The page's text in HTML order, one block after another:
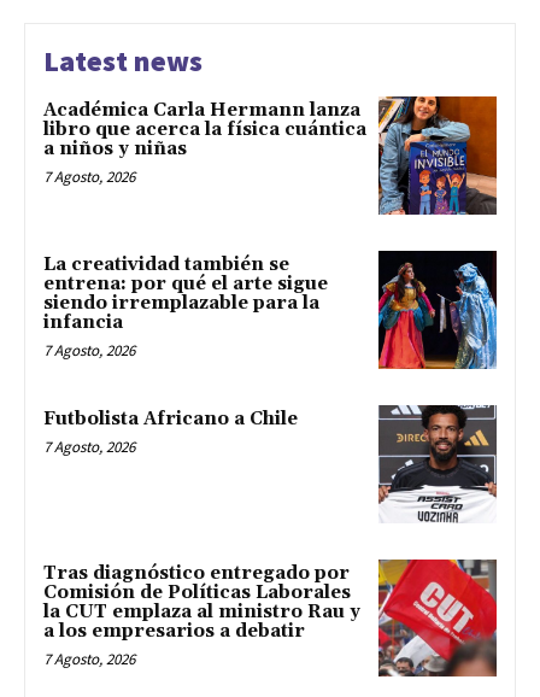
Latest news
Académica Carla Hermann lanza
libro que acerca la física cuántica
a niños y niñas
7 Agosto, 2026
La creatividad también se
entrena: por qué el arte sigue
siendo irremplazable para la
infancia
7 Agosto, 2026
Futbolista Africano a Chile
7 Agosto, 2026
Tras diagnóstico entregado por
Comisión de Políticas Laborales
la CUT emplaza al ministro Rau y
a los empresarios a debatir
7 Agosto, 2026